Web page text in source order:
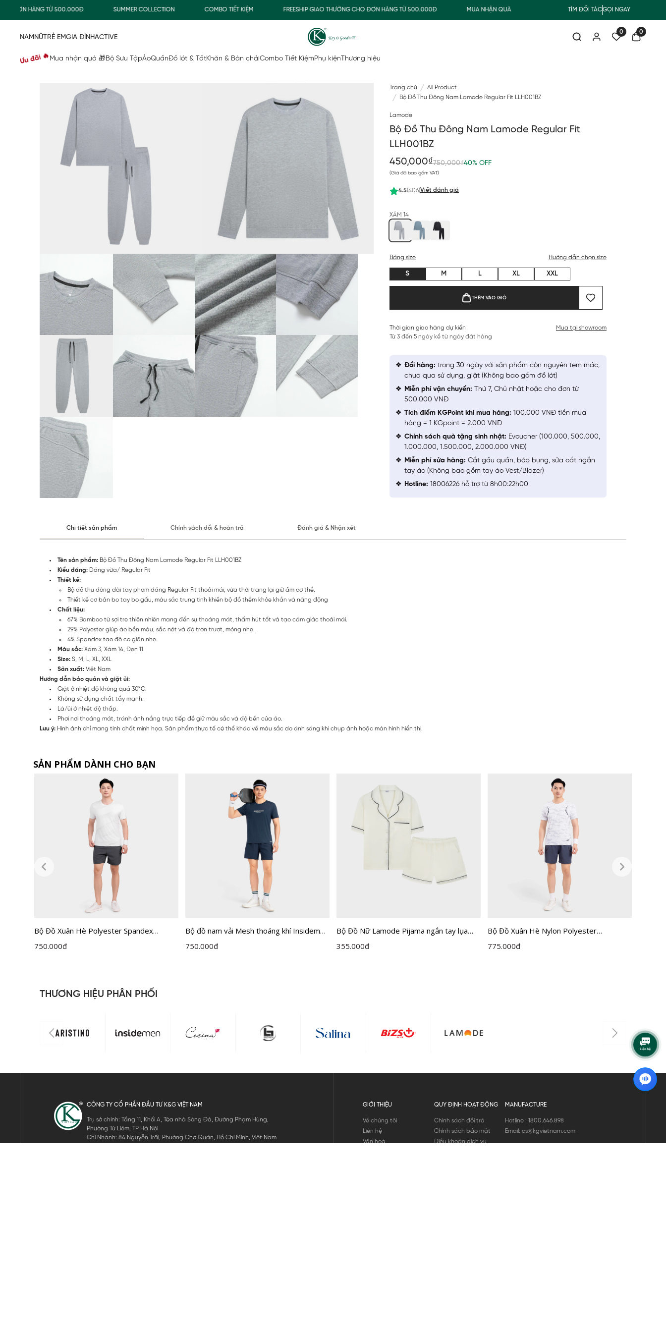
ĐƠN HÀNG TỪ 500.000Đ SUMMER COLLECTION COMBO TIẾT KIỆM FREESHIP GIAO THƯỜNG CHO ĐƠN HÀNG TỪ 500.000Đ MUA NHẬN QUÀ FREESHIP GIAO THƯỜNG CHO ĐƠN HÀNG TỪ
TÌM ĐỐI TÁCGỌI NGAY
0 0
NAMNỮTRẺ EMGIA ĐÌNHACTIVE
Ưu đãi 🔥 Mua nhận quà 🎁Bộ Sưu TậpÁoQuầnĐồ lót & TấtKhăn & Bàn chảiCombo Tiết KiệmPhụ kiện Thương hiệu
Trang chủ
All Product
Bộ Đồ Thu Đông Nam Lamode Regular Fit LLH001BZ
Lamode
Bộ Đồ Thu Đông Nam Lamode Regular Fit
LLH001BZ
450,000₫750,000₫40% OFF
(Giá đã bao gồm VAT)
4.5(406)Viết đánh giá
XÁM 14
Bảng size Hướng dẫn chọn size
S M L XL XXL
THÊM VÀO GIỎ
Thời gian giao hàng dự kiến
Từ 3 đến 5 ngày kể từ ngày đặt hàng
Mua tại showroom
Đổi hàng: trong 30 ngày với sản phẩm còn nguyên tem mác,
chưa qua sử dụng, giặt (Không bao gồm đồ lót)
Miễn phí vận chuyển: Thứ 7, Chủ nhật hoặc cho đơn từ
500.000 VNĐ
Tích điểm KGPoint khi mua hàng: 100.000 VNĐ tiền mua
hàng = 1 KGpoint = 2.000 VNĐ
Chính sách quà tặng sinh nhật: Evoucher (100.000, 500.000,
1.000.000, 1.500.000, 2.000.000 VNĐ)
Miễn phí sửa hàng: Cắt gấu quần, bóp bụng, sửa cắt ngắn
tay áo (Không bao gồm tay áo Vest/Blazer)
Hotline: 18006226 hỗ trợ từ 8h00:22h00
Chi tiết sản phẩm Chính sách đổi & hoàn trả Đánh giá & Nhận xét
Tên sản phẩm: Bộ Đồ Thu Đông Nam Lamode Regular Fit LLH001BZ
Kiểu dáng: Dáng vừa/ Regular Fit
Thiết kế:
Bộ đồ thu đông dài tay phom dáng Regular Fit thoải mái, vừa thời trang lại giữ ấm cơ thể.
Thiết kế cơ bản bo tay bo gấu, màu sắc trung tính khiến bộ đồ thêm khỏe khắn và năng động
Chất liệu:
67% Bamboo từ sợi tre thiên nhiên mang đến sự thoáng mát, thấm hút tốt và tạo cảm giác thoải mái.
29% Polyester giúp áo bền màu, sắc nét và độ trơn trượt, mỏng nhẹ.
4% Spandex tạo độ co giãn nhẹ.
Màu sắc: Xám 3, Xám 14, Đen 11
Size: S, M, L, XL, XXL
Sản xuất: Việt Nam
Hướng dẫn bảo quản và giặt ủi:
Giặt ở nhiệt độ không quá 30°C.
Không sử dụng chất tẩy mạnh.
Là/ủi ở nhiệt độ thấp.
Phơi nơi thoáng mát, tránh ánh nắng trực tiếp để giữ màu sắc và độ bền của áo.
Lưu ý: Hình ảnh chỉ mang tính chất minh họa. Sản phẩm thực tế có thể khác về màu sắc do ánh sáng khi chụp ảnh hoặc màn hình hiển thị.
SẢN PHẨM DÀNH CHO BẠN
Bộ Đồ Xuân Hè Polyester Spandex
Insidemen Active IST063MAH0
750.000đ
Bộ đồ nam vải Mesh thoáng khí Insidemen
ACTIVE dáng Regular Fit IST056MAH0
750.000đ
Bộ Đồ Nữ Lamode Pijama ngắn tay lụa
satin mềm mát LST051MAH0
355.000đ
Bộ Đồ Xuân Hè Nylon Polyester
Insidemen Active IST061MAH0
775.000đ
THƯƠNG HIỆU PHÂN PHỐI
CÔNG TY CỔ PHẦN ĐẦU TƯ K&G VIỆT NAM
Trụ sở chính: Tầng 11, Khối A, Tòa nhà Sông Đà, Đường Phạm Hùng,
Phường Từ Liêm, TP Hà Nội
Chi Nhánh: 84 Nguyễn Trãi, Phường Chợ Quán, Hồ Chí Minh, Việt Nam
GIỚI THIỆU
Về chúng tôi
Liên hệ
Văn hoá
QUY ĐỊNH HOẠT ĐỘNG
Chính sách đổi trả
Chính sách bảo mật
Điều khoản dịch vụ
MANUFACTURE
Hotline : 1800.646.898
Email: cs@kgvietnam.com